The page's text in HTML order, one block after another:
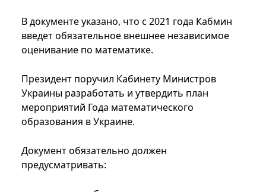
В документе указано, что с 2021 года Кабмин
введет обязательное внешнее независимое
оценивание по математике.
Президент поручил Кабинету Министров
Украины разработать и утвердить план
мероприятий Года математического
образования в Украине.
Документ обязательно должен
предусматривать: